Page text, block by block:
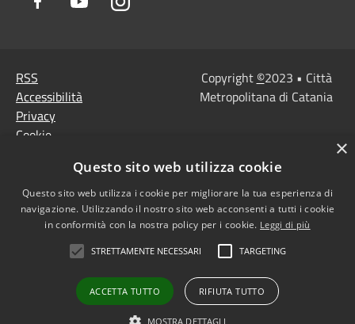
RSS
Accessibilità
Privacy
Cookie
Note Legali
Agenzia per l'Italia
digitale
accessibilità
Dichiarazione di
accessibilità PagoPa
Obiettivi di accessibilità
Copyright ©2023 • Città
Metropolitana di Catania
×
Questo sito web utilizza cookie
Questo sito web utilizza i cookie per migliorare la tua esperienza di
navigazione. Utilizzando il nostro sito web acconsenti a tutti i cookie
in conformità con la nostra policy per i cookie. Leggi di più
STRETTAMENTE NECESSARI TARGETING
ACCETTA TUTTO RIFIUTA TUTTO
MOSTRA DETTAGLI